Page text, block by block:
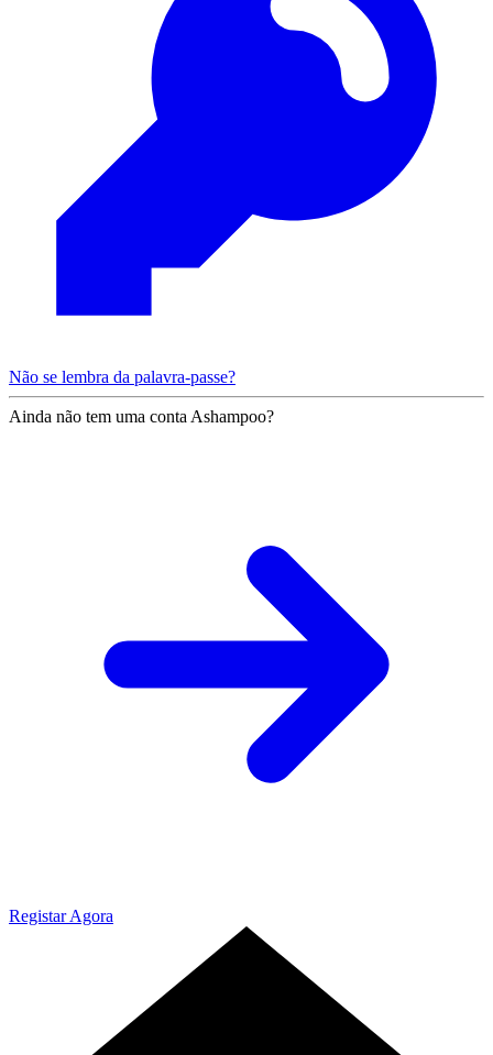
Não se lembra da palavra-passe?
Ainda não tem uma conta Ashampoo?
Registar Agora